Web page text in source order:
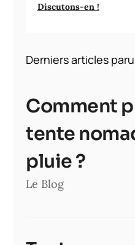
Discutons-en !
Derniers articles
Comment
tente
pluie ?
Le Blog